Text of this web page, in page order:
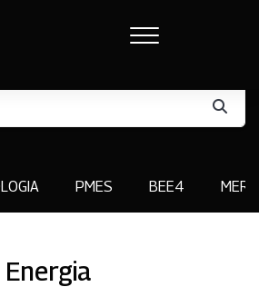
PMES BEE4